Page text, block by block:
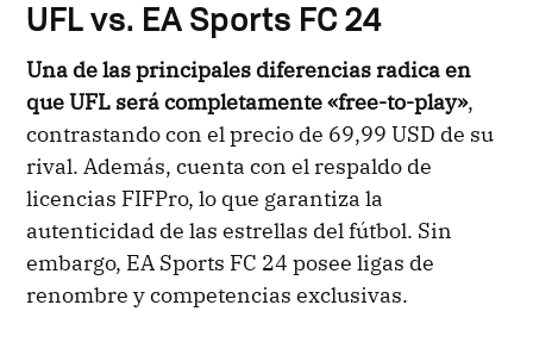
UFL vs. EA Sports FC 24
Una de las principales diferencias radica en
que UFL será completamente «free-to-play»,
contrastando con el precio de 69,99 USD de su
rival. Además, cuenta con el respaldo de
licencias FIFPro, lo que garantiza la
autenticidad de las estrellas del fútbol. Sin
embargo, EA Sports FC 24 posee ligas de
renombre y competencias exclusivas.